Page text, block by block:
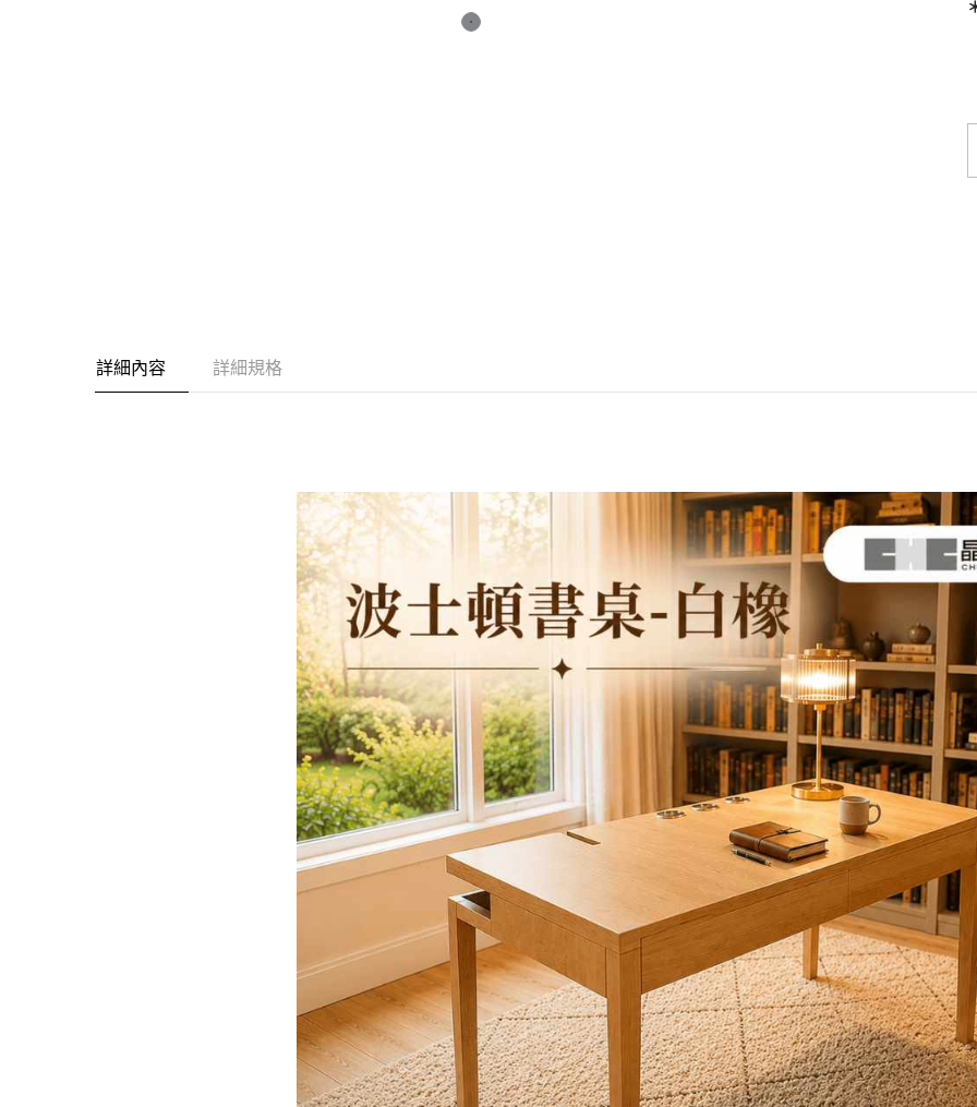
詳細內容 詳細規格